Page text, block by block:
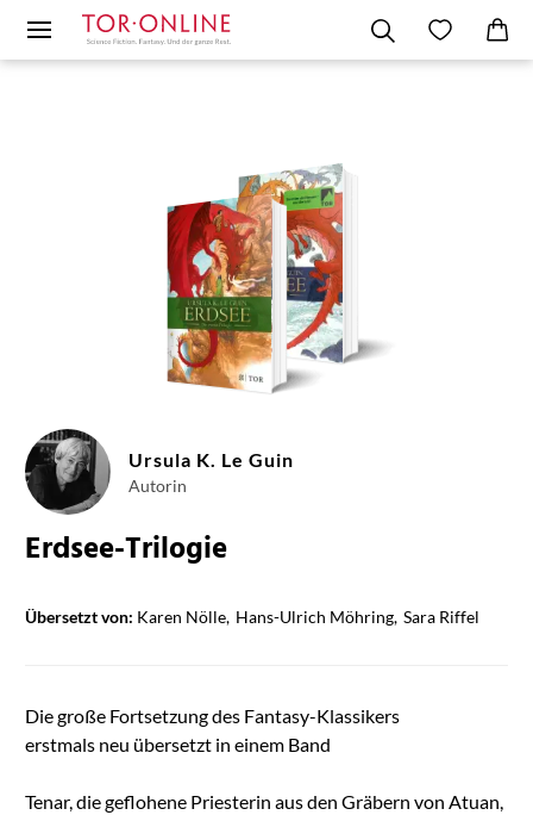
Ursula K. Le Guin
Autorin
Erdsee-Trilogie
Übersetzt von: Karen Nölle Hans-Ulrich Möhring Sara Riffel
Die große Fortsetzung des Fantasy-Klassikers
erstmals neu übersetzt in einem Band
Tenar, die geflohene Priesterin aus den Gräbern von Atuan,